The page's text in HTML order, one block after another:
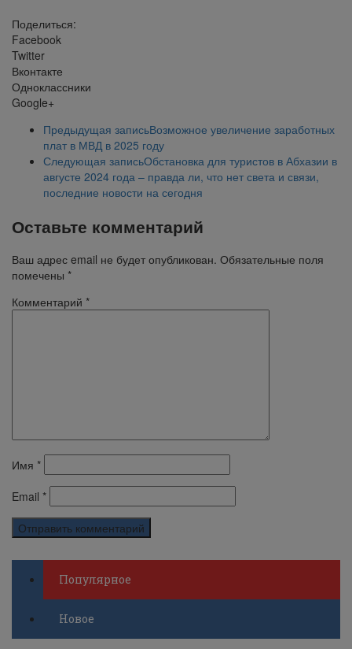
Поделиться:
Facebook
Twitter
Вконтакте
Одноклассники
Google+
Предыдущая записьВозможное увеличение заработных
плат в МВД в 2025 году
Следующая записьОбстановка для туристов в Абхазии в
августе 2024 года – правда ли, что нет света и связи,
последние новости на сегодня
Оставьте комментарий
Ваш адрес email не будет опубликован. Обязательные поля
помечены *
Комментарий *
Имя *
Email *
Популярное
Новое